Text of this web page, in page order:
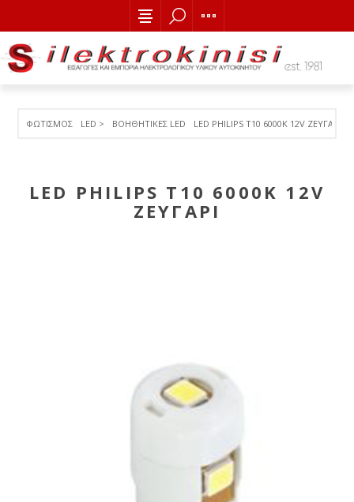
ΦΩΤΙΣΜΟΣ LED > ΒΟΗΘΗΤΙΚΕΣ LED LED PHILIPS T10 6000K 12V ΖΕΥΓΑΡΙ
LED PHILIPS T10 6000K 12V
ΖΕΥΓΑΡΙ